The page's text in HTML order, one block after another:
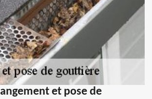
et pose de